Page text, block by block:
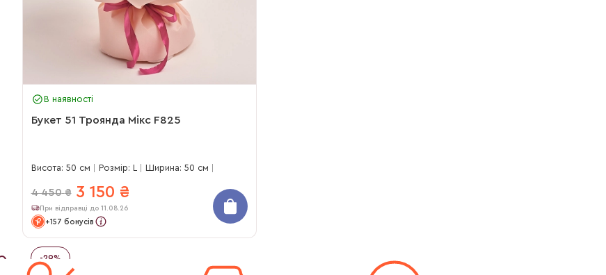
В наявності
Букет 51 Троянда Мікс F825
Висота: 50 см Розмір: L Ширина: 50 см
4 450 ₴ 3 150 ₴
При відправці до 11.08.26
+157 бонусів
-29%